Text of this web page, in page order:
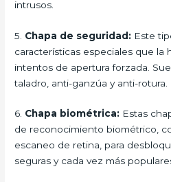
intrusos.
5. Chapa de seguridad: Este
características especiales que la
intentos de apertura forzada.
taladro, anti-ganzúa y anti-rotura.
6. Chapa biométrica: Estas
de reconocimiento biométrico,
escaneo de retina, para
seguras y cada vez más